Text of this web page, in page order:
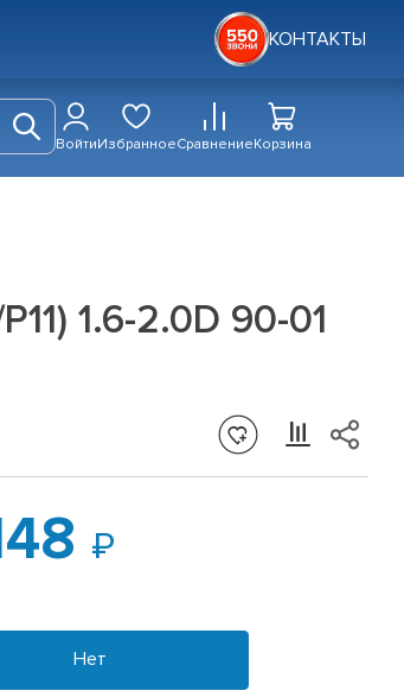
КОНТАКТЫ
ВойтиИзбранноеСравнениеКорзина
1.6-2.0D 90-01
Нет